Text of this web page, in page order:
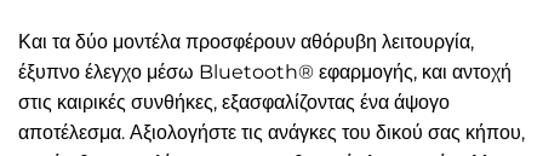
Και τα δύο μοντέλα προσφέρουν αθόρυβη λειτουργία,
έξυπνο έλεγχο μέσω Bluetooth® εφαρμογής, και αντοχή
στις καιρικές συνθήκες, εξασφαλίζοντας ένα άψογο
αποτέλεσμα. Αξιολογήστε τις ανάγκες του δικού σας κήπου,